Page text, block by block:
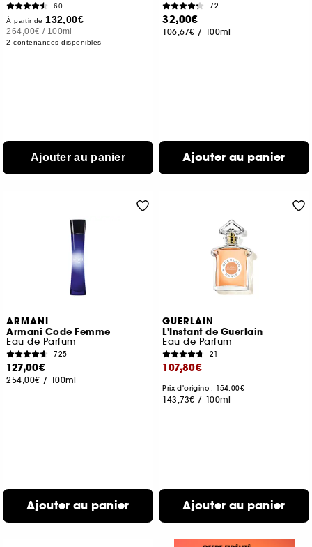
60
À partir de 132,00€
264,00€ / 100ml
2 contenances disponibles
Ajouter au panier
72
32,00€
106,67€ / 100ml
Ajouter au panier
ARMANI
Armani Code Femme
Eau de Parfum
725
127,00€
254,00€ / 100ml
Ajouter au panier
GUERLAIN
L'Instant de Guerlain
Eau de Parfum
21
107,80€
Prix d'origine : 154,00€
143,73€ / 100ml
Ajouter au panier